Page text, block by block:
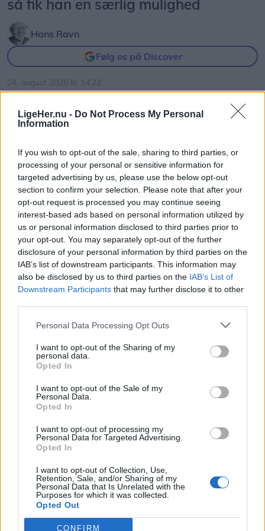
LigeHer.nu - Do Not Process My Personal
Information
If you wish to opt-out of the sale, sharing to third parties, or
processing of your personal or sensitive information for
targeted advertising by us, please use the below opt-out
section to confirm your selection. Please note that after your
opt-out request is processed you may continue seeing
interest-based ads based on personal information utilized by
us or personal information disclosed to third parties prior to
your opt-out. You may separately opt-out of the further
disclosure of your personal information by third parties on the
IAB’s list of downstream participants. This information may
also be disclosed by us to third parties on the IAB’s List of
Downstream Participants that may further disclose it to other
Personal Data Processing Opt Outs
I want to opt-out of the Sharing of my
personal data.
Opted In
I want to opt-out of the Sale of my
Personal Data.
Opted In
I want to opt-out of processing my
Personal Data for Targeted Advertising.
Opted In
I want to opt-out of Collection, Use,
Retention, Sale, and/or Sharing of my
Personal Data that Is Unrelated with the
Purposes for which it was collected.
Opted Out
CONFIRM
så fik han en særlig mulighed
Hans Ravn
Følg os på Discover
04. august 2026 kl. 14.22
BINDSLEV: Efter mere end 40 år i branchen er
Viggo Krath begyndt som ekstern tøjsælger hos
Her skal han være med til at udvikle salget af
profiltøj, arbejdsbeklædning og sikkerhedssko til
virksomheder i hele Nordjylland.
Viggo Krath er et kendt navn i branchen. Han var
gennem mange år ejer af Jysk Firmatøj, som i
2024 blev solgt til SJEB. Efter salget fortsatte han i
virksomheden, men har nu taget hul på et nyt
kapitel hos Bygma.
- Direktør Christian Beith Kjeldsen kontaktede mig
og spurgte, om jeg havde lyst til at være med til at
styrke salget af profiltøj. Det lød som en
selv at planlægge mine arbejdsdage. Det passer
mig rigtig godt, siger Viggo Krath.
Hos Bygma skal han rådgive virksomheder om alt
fra arbejdsbeklædning og profiltøj med tryk eller
broderi til sikkerhedssko og øvrige
beklædningsløsninger.
Kundegruppen spænder bredt og omfatter blandt
Vis mere